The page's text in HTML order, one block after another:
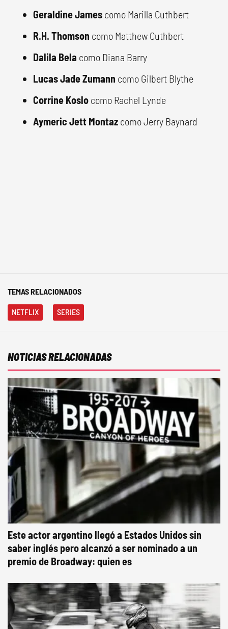
Geraldine James como Marilla Cuthbert
R.H. Thomson como Matthew Cuthbert
Dalila Bela como Diana Barry
Lucas Jade Zumann como Gilbert Blythe
Corrine Koslo como Rachel Lynde
Aymeric Jett Montaz como Jerry Baynard
TEMAS RELACIONADOS
NETFLIX SERIES
NOTICIAS RELACIONADAS
Este actor argentino llegó a Estados Unidos sin
saber inglés pero alcanzó a ser nominado a un
premio de Broadway: quien es